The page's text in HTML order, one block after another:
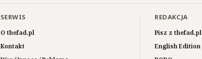
SERWIS
O thefad.pl
Kontakt
REDAKCJA
Pisz z thefad.pl
English Edition